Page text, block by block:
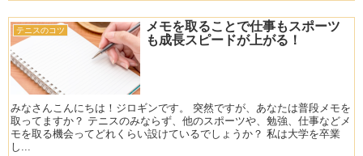
テニスのコツ
メモを取ることで仕事もスポーツ
も成長スピードが上がる！
みなさんこんにちは！ジロギンです。 突然ですが、あなたは普段メモを
取ってますか？ テニスのみならず、他のスポーツや、勉強、仕事などメ
モを取る機会ってどれくらい設けているでしょうか？ 私は大学を卒業
し...